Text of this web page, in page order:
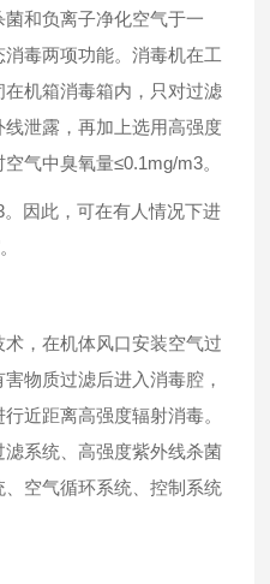
和负离子净化空气于一
毒两项功能。消毒机在工
机箱消毒箱内，只对过滤
泄露，再加上选用高强度
气中臭氧量≤0.1mg/m3。
。因此，可在有人情况下进
，在机体风口安装空气过
物质过滤后进入消毒腔，
近距离高强度辐射消毒。
系统、高强度紫外线杀菌
空气循环系统、控制系统